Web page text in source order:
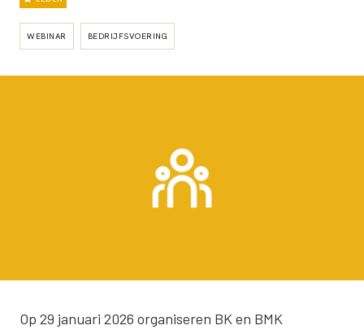
WEBINAR BEDRIJFSVOERING
Op 29 januari 2026 organiseren BK en BMK